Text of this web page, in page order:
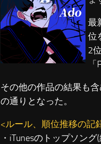
最
位
2
その他の作品の結果も
の通りとなった。
<ルール、順位推移の記
・iTunesのトップソン